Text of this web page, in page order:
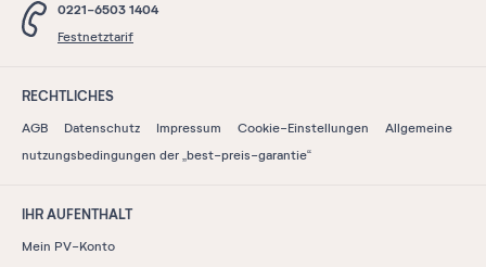
0221-6503 1404
Festnetztarif
RECHTLICHES
AGB Datenschutz Impressum Cookie-Einstellungen
Allgemeine
nutzungsbedingungen der „best-preis-garantie“
IHR AUFENTHALT
Mein PV-Konto